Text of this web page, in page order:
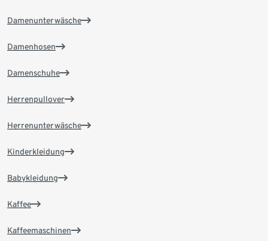
Damenunterwäsche
Damenhosen
Damenschuhe
Herrenpullover
Herrenunterwäsche
Kinderkleidung
Babykleidung
Kaffee
Kaffeemaschinen